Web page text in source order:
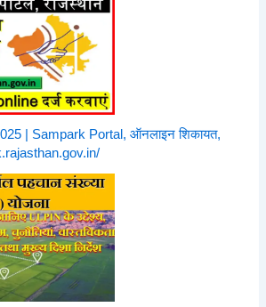
2025 | Sampark Portal, ऑनलाइन शिकायत,